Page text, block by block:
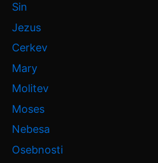
Sin
Jezus
Cerkev
Mary
Molitev
Moses
Nebesa
Osebnosti